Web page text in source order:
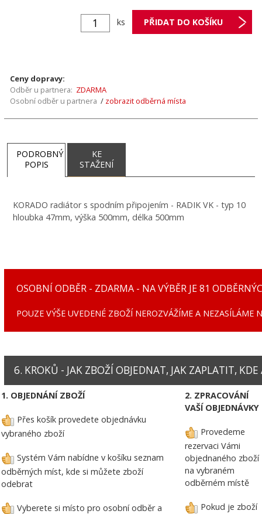
ks
Ceny dopravy:
Odběr u partnera: ZDARMA
Osobní odběr u partnera / zobrazit odběrná místa
PODROBNÝ
POPIS
KE
STAŽENÍ
KORADO radiátor s spodním připojením - RADIK VK - typ 10
hloubka 47mm, výška 500mm, délka 500mm
OSOBNÍ ODBĚR - ZDARMA - NA VÝBĚR JE 81
POUZE VÝŠE UVEDENÉ ZBOŽÍ NEROZVÁŽÍME A
6. KROKŮ - JAK ZBOŽÍ OBJEDNAT, JAK ZAPLATIT, KDE
1. OBJEDNÁNÍ ZBOŽÍ
Přes košík provedete objednávku
vybraného zboží
Systém Vám nabídne v košíku seznam
odběrných míst, kde si můžete zboží
odebrat
Vyberete si místo pro osobní odběr a
2. ZPRACOVÁNÍ
VAŠÍ OBJEDNÁVKY
Provedeme
rezervaci Vámi
objednaného zboží
na vybraném
odběrném místě
Pokud je zboží